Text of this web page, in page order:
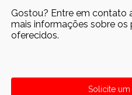
Gostou? Entre em contato
mais informações sobre os
oferecidos.
Solicite